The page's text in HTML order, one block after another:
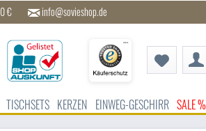
€ info@sovieshop.de
TISCHSETS KERZEN EINWEG-GESCHIRR SALE %